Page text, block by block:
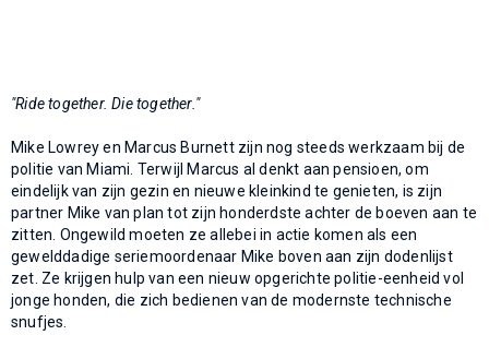
"Ride together. Die together."
Mike Lowrey en Marcus Burnett zijn nog steeds werkzaam bij de
politie van Miami. Terwijl Marcus al denkt aan pensioen, om
eindelijk van zijn gezin en nieuwe kleinkind te genieten, is zijn
partner Mike van plan tot zijn honderdste achter de boeven aan te
zitten. Ongewild moeten ze allebei in actie komen als een
gewelddadige seriemoordenaar Mike boven aan zijn dodenlijst
zet. Ze krijgen hulp van een nieuw opgerichte politie-eenheid vol
jonge honden, die zich bedienen van de modernste technische
snufjes.